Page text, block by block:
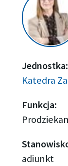
Jednostka:
Katedra
Funkcja:
adiunkt